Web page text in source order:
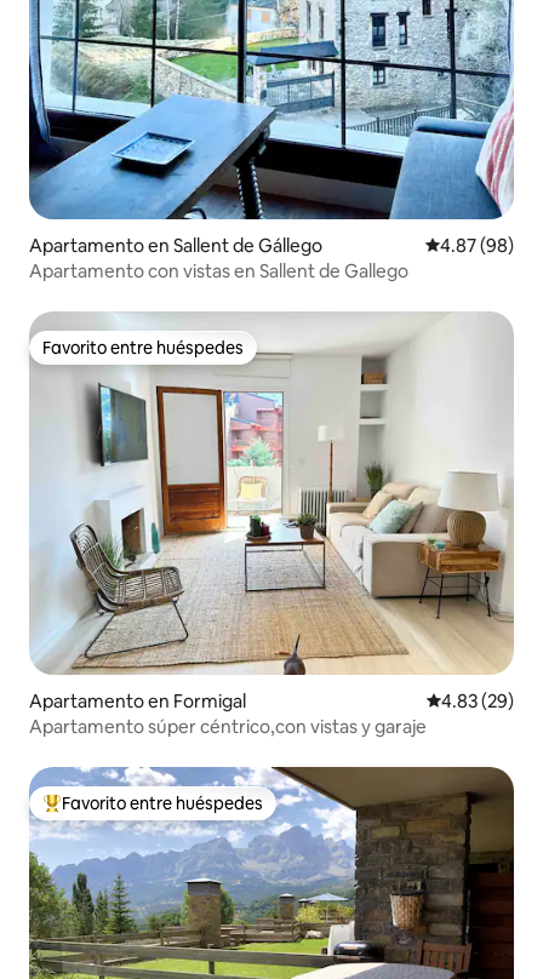
Apartamento en Sallent de Gállego Calificación
4.87 (98)
Apartamento con vistas en Sallent de Gallego
Favorito entre huéspedes
Favorito entre huéspedes
Apartamento en Formigal Calificación
4.83 (29)
Apartamento súper céntrico,con vistas y garaje
Favorito entre huéspedes preferido
Favorito entre huéspedes